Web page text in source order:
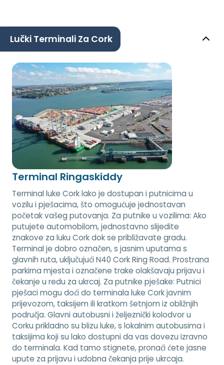
Lučki Terminali Za Cork
Terminal Ringaskiddy
Terminal luke Cork lako je dostupan i putnicima u
vozilu i pješacima, što omogućuje jednostavan
početak vašeg putovanja. Za putnike u vozilima: Ako
putujete automobilom, jednostavno slijedite
znakove za luku Cork dok se približavate gradu.
Terminal je dobro označen, s jasnim uputama s
glavnih ruta, uključujući N40 Cork Ring Road. Prostrana
parkirna mjesta i označene trake olakšavaju prijavu i
čekanje u redu za ukrcaj. Za putnike pješake: Putnici
pješaci mogu doći do terminala luke Cork javnim
prijevozom, taksijem ili kratkom šetnjom iz obližnjih
područja. Glavni autobusni i željeznički kolodvor u
Corku prikladno su blizu luke, s lokalnim autobusima i
taksijima koji su lako dostupni da vas dovezu izravno
do terminala. Kad tamo stignete, pronaći ćete jasne
upute za prijavu i udobna čekanja prije ukrcaja.